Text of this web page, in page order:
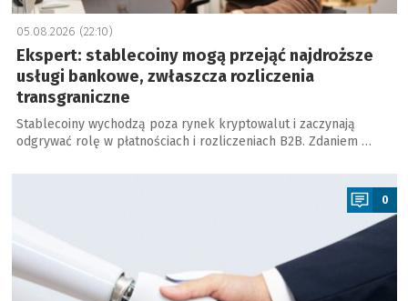
05.08.2026 (22:10)
Ekspert: stablecoiny mogą przejąć najdroższe
usługi bankowe, zwłaszcza rozliczenia
transgraniczne
Stablecoiny wychodzą poza rynek kryptowalut i zaczynają
odgrywać rolę w płatnościach i rozliczeniach B2B. Zdaniem …
a
0